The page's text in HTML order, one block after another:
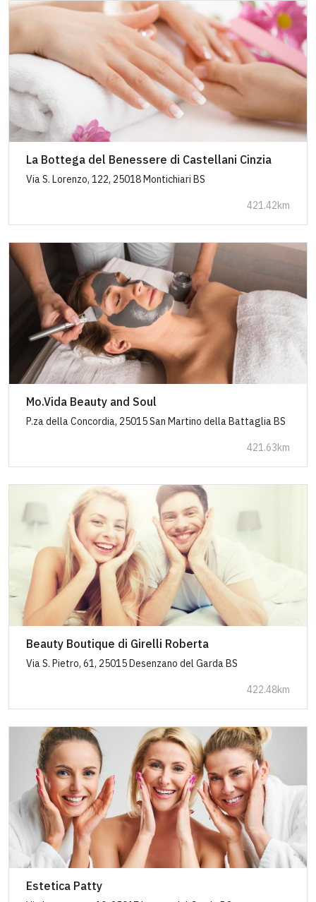
La Bottega del Benessere di Castellani Cinzia
Via S. Lorenzo, 122, 25018 Montichiari BS
421.42km
Mo.Vida Beauty and Soul
P.za della Concordia, 25015 San Martino della Battaglia BS
421.63km
Beauty Boutique di Girelli Roberta
Via S. Pietro, 61, 25015 Desenzano del Garda BS
422.48km
Estetica Patty